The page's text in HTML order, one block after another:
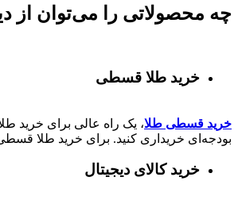
چه محصولاتی را می‌توان از
خرید طلا قسطی
خرید قسطی طلا، یک راه عالی برای خرید
بودجه‌ای خریداری کنید. برای خرید طلا قسطی می‌توانید تا ۳۰۰ میلیون از دیجی‌شهر
خرید کالای دیجیتال